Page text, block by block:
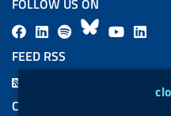
cookie management
FOLLOW US ON
F
a
c
L
i
n
b
B
u
Y
u n
FEED RSS
COOKIES